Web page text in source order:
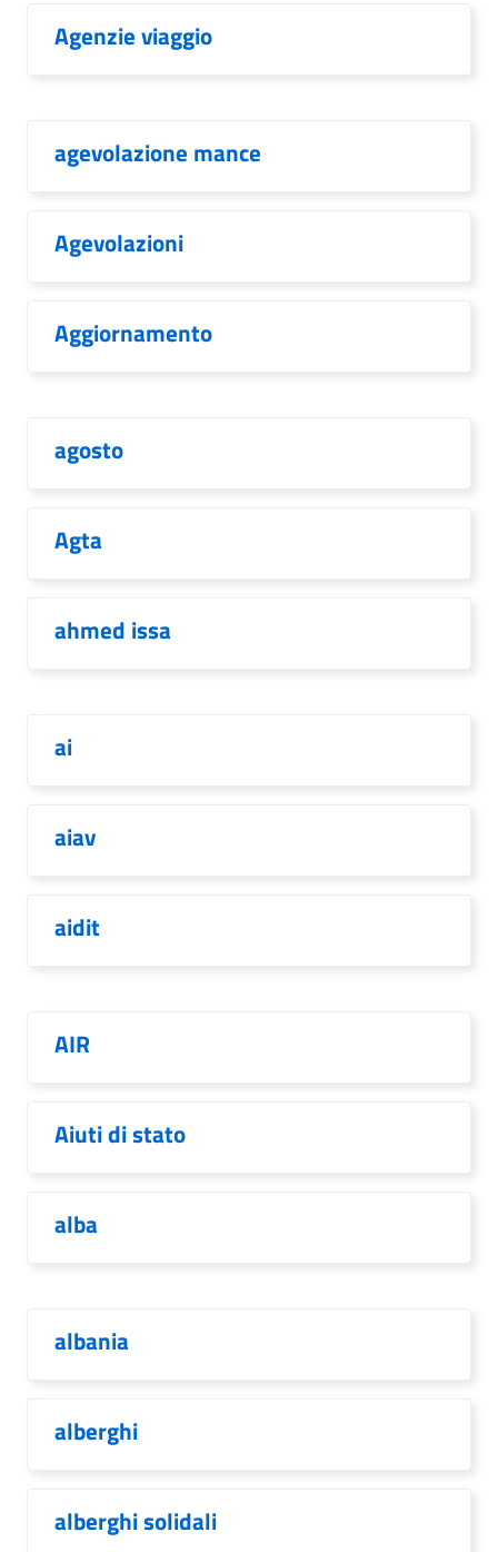
Agenzie viaggio
agevolazione mance
Agevolazioni
Aggiornamento
agosto
Agta
ahmed issa
ai
aiav
aidit
AIR
Aiuti di stato
alba
albania
alberghi
alberghi solidali